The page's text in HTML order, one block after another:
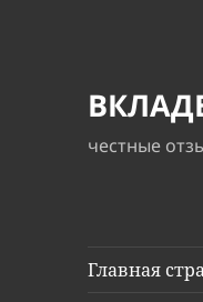
честные
Главная